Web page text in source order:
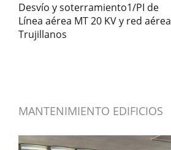
Desvío y soterramiento1/PI de
Línea aérea MT 20 KV y red aérea
Trujillanos
MANTENIMIENTO EDIFICIOS